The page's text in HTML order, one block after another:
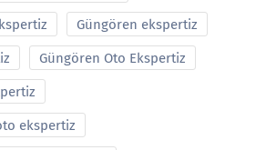
Güngören ekspertiz
Güngören Oto Ekspertiz
ekspertiz